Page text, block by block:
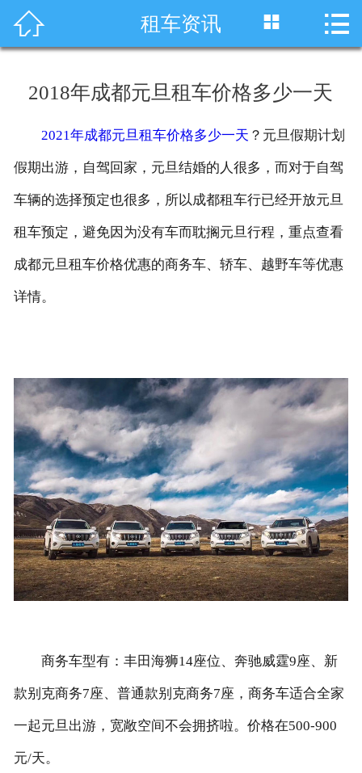
 首页
川藏线租车
服务项目
租车资讯
租车价格
联系我们
 租车资讯  
2018年成都元旦租车价格多少一天
2021年成都元旦租车价格多少一天 ？元旦假期计划
假期出游，自驾回家，元旦结婚的人很多，而对于自驾
车辆的选择预定也很多，所以成都租车行已经开放元旦
租车预定，避免因为没有车而耽搁元旦行程，重点查看
成都元旦租车价格优惠的商务车、轿车、越野车等优惠
详情。
商务车型有：丰田海狮14座位、奔驰威霆9座、新
款别克商务7座、普通款别克商务7座，商务车适合全家
一起元旦出游，宽敞空间不会拥挤啦。价格在500-900
元/天。